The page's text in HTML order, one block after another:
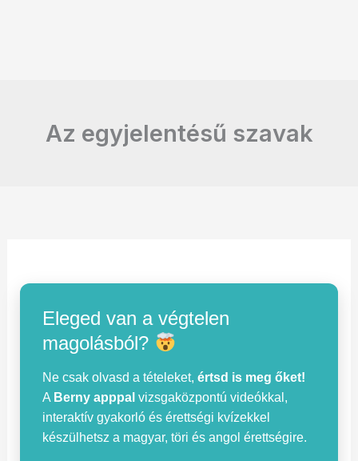
Az egyjelentésű szavak
Eleged van a végtelen
magolásból?
Ne csak olvasd a tételeket,értsd is meg őket!
A Berny apppal vizsgaközpontú videókkal,
interaktív gyakorló és érettségi kvízekkel
készülhetsz a magyar, töri és angol érettségire.